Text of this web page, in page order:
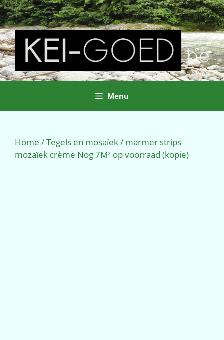
Ga
naar
de
inhoud
Menu
Home /Tegels en mosaïek/ marmer strips
mozaïek crème Nog 7M² op voorraad (kopie)